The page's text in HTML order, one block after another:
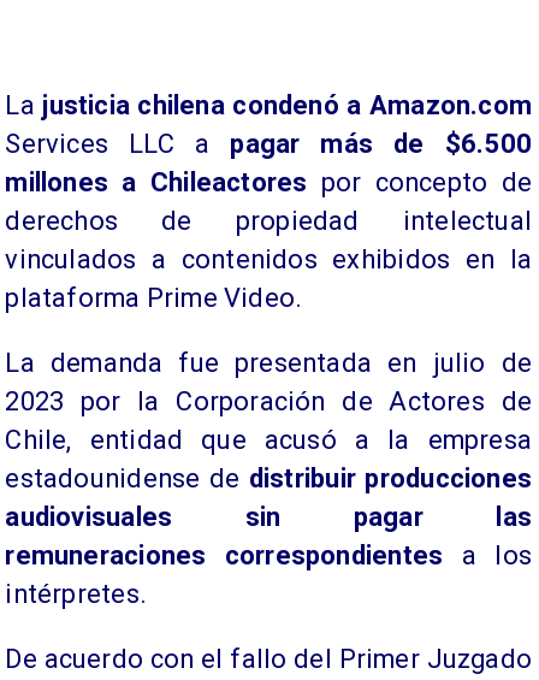
La justicia chilena condenó a Amazon.com
Services LLC a pagar más de $6.500
millones a Chileactores por concepto de
derechos de propiedad intelectual
vinculados a contenidos exhibidos en la
plataforma Prime Video.
La demanda fue presentada en julio de
2023 por la Corporación de Actores de
Chile, entidad que acusó a la empresa
estadounidense de distribuir producciones
audiovisuales sin pagar las
remuneraciones correspondientes a los
intérpretes.
De acuerdo con el fallo del Primer Juzgado